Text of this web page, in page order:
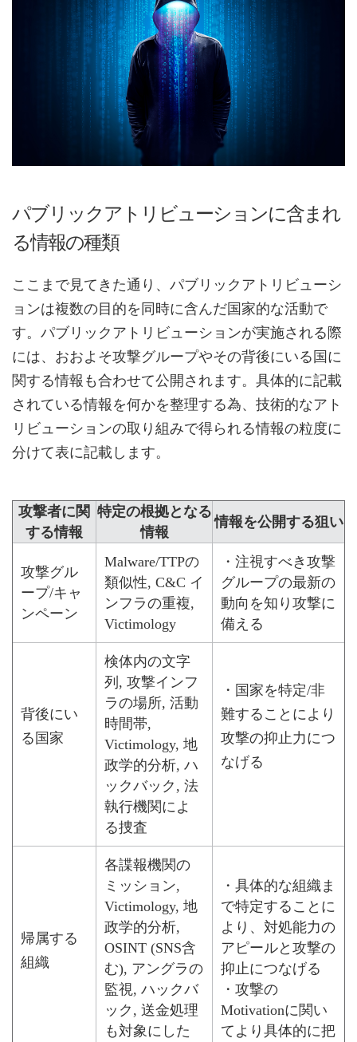
パブリックアトリビューションに含まれ
る情報の種類
ここまで見てきた通り、パブリックアトリビューシ
ョンは複数の目的を同時に含んだ国家的な活動で
す。パブリックアトリビューションが実施される際
には、おおよそ攻撃グループやその背後にいる国に
関する情報も合わせて公開されます。具体的に記載
されている情報を何かを整理する為、技術的なアト
リビューションの取り組みで得られる情報の粒度に
分けて表に記載します。
攻撃者に関
する情報
特定の根拠となる
情報
情報を公開する狙い
攻撃グル
ープ/キャ
ンペーン
Malware/TTPの
類似性, C&C イ
ンフラの重複,
Victimology
・注視すべき攻撃
グループの最新の
動向を知り攻撃に
備える
背後にい
る国家
検体内の文字
列, 攻撃インフ
ラの場所, 活動
時間帯,
Victimology, 地
政学的分析, ハ
ックバック, 法
執行機関によ
る捜査
・国家を特定/非
難することにより
攻撃の抑止力につ
なげる
帰属する
組織
各諜報機関の
ミッション,
Victimology, 地
政学的分析,
OSINT (SNS含
む), アングラの
監視, ハックバ
ック, 送金処理
も対象にした
・具体的な組織ま
で特定することに
より、対処能力の
アピールと攻撃の
抑止につなげる
・攻撃の
Motivationに関い
てより具体的に把